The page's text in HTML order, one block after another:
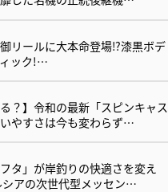
リールに大本命登場⁉漆黒ボデ
ック!…
る？】令和の最新「スピンキャス
やすさは今も変わらず…
タ」が岸釣りの快適さを変え
シアの次世代型メッセン…